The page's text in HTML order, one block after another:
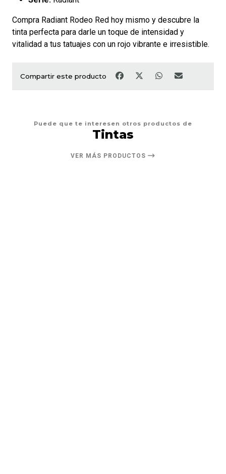
Compra Radiant Rodeo Red hoy mismo y descubre la
tinta perfecta para darle un toque de intensidad y
vitalidad a tus tatuajes con un rojo vibrante e irresistible.
Compartir este producto
Puede que te interesen otros productos de
Tintas
VER MÁS PRODUCTOS